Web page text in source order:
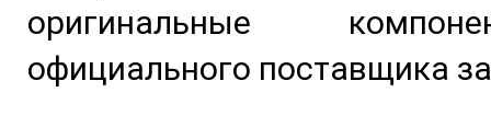
оригинальные
официального поставщика